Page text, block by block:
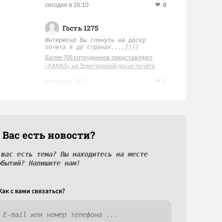
сегодня в 16:10 0
Гость 1275
Интересно бы глянуть на доску
почета в др странах....))))
Более 700 сотрудников представляют
«КАМАЗ» на Электронной доске почёта
есть новости?
есть тема? Вы находитесь на месте
Напишите нам!
c вами связаться?